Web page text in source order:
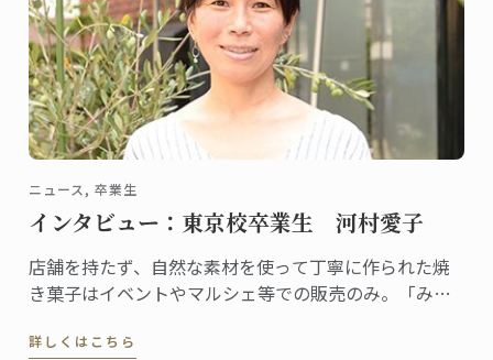
ニュース, 卒業生
インタビュー：東京校卒業生 河村愛子
店舗を持たず、自然な素材を使って丁寧に作られた焼
き菓子はイベントやマルシェ等での販売のみ。「みの
子さんは、2002年に東京校でグラン・ディプロムを取
詳しくはこちら